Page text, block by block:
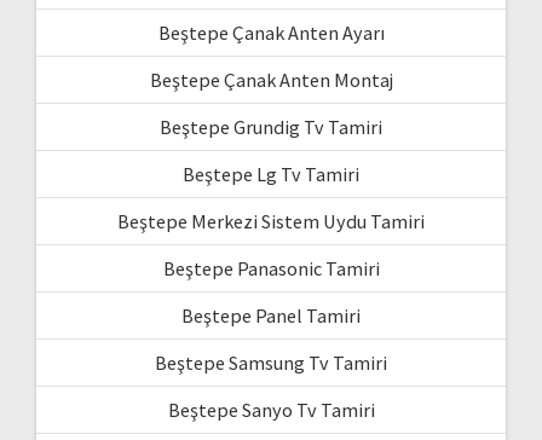
Beştepe Çanak Anten Ayarı
Beştepe Çanak Anten Montaj
Beştepe Grundig Tv Tamiri
Beştepe Lg Tv Tamiri
Beştepe Merkezi Sistem Uydu Tamiri
Beştepe Panasonic Tamiri
Beştepe Panel Tamiri
Beştepe Samsung Tv Tamiri
Beştepe Sanyo Tv Tamiri